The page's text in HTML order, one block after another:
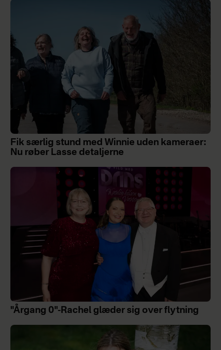
Fik særlig stund med Winnie uden kameraer:
Nu røber Lasse detaljerne
"Årgang 0"-Rachel glæder sig over flytning